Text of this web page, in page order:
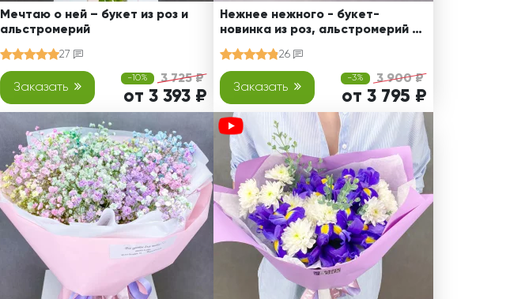
Мечтаю о ней – букет из роз и
альстромерий
27
Заказать
-10% 3 725 ₽
от 3 393 ₽
Нежнее нежного - букет-
новинка из роз, альстромерий и
26
Заказать
-3% 3 900 ₽
от 3 795 ₽